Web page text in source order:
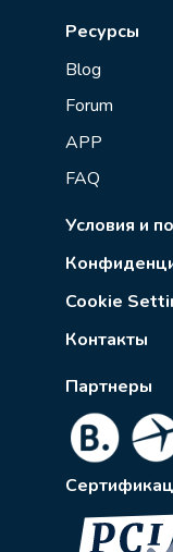
Ресурсы
Blog
Forum
APP
FAQ
Условия и
Cookie
Контакты
Партнеры